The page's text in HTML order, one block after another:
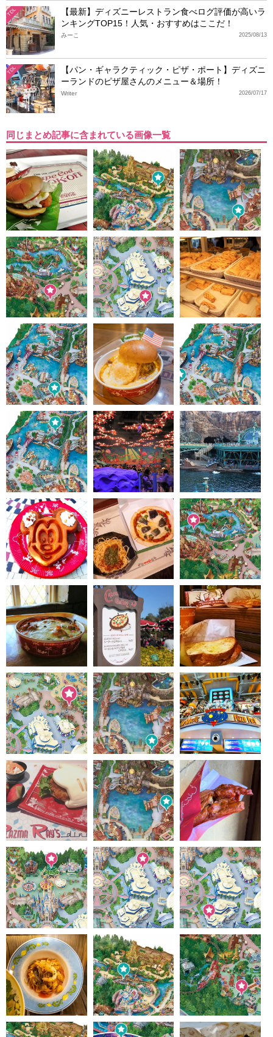
TDL
【最新】ディズニーレストラン食べログ評価が高いラ
ンキングTOP15！人気・おすすめはここだ！
2025/08/13
みーこ
TDL
【パン・ギャラクティック・ピザ・ポート】ディズニ
ーランドのピザ屋さんのメニュー＆場所！
2026/07/17
Writer
同じまとめ記事に含まれている画像一覧